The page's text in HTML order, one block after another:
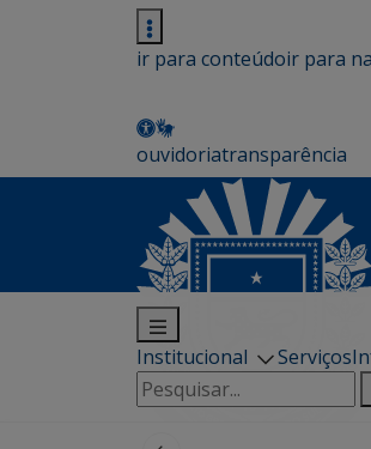
ir para conteúdoir para
ouvidoriatransparência
Institucional Serviços
Pesquisar
por: